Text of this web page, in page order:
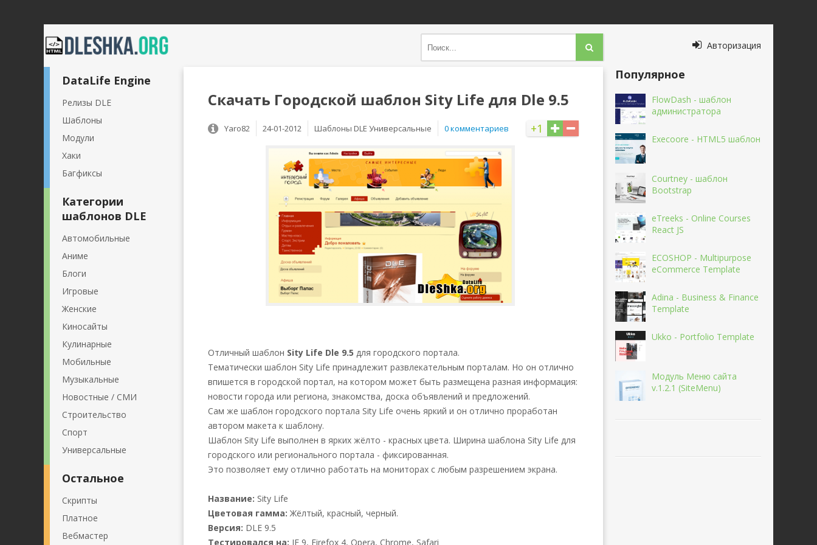
Авторизация
Скачать Городской шаблон Sity Life для Dle 9.5
+1
Yaro82 24-01-2012 Шаблоны DLE Универсальные 0 комментариев
Отличный шаблон Sity Life Dle 9.5 для городского портала.
Тематически шаблон Sity Life принадлежит развлекательным порталам. Но он отлично
впишется в городской портал, на котором может быть размещена разная информация:
новости города или региона, знакомства, доска объявлений и предложений.
Сам же шаблон городского портала Sity Life очень яркий и он отлично проработан
автором макета к шаблону.
Шаблон Sity Life выполнен в ярких жёлто - красных цвета. Ширина шаблона Sity Life для
городского или регионального портала - фиксированная.
Это позволяет ему отлично работать на мониторах с любым разрешением экрана.
Название: Sity Life
Цветовая гамма: Жёлтый, красный, черный.
Версия: DLE 9.5
Тестировался на: IE 9, Firefox 4, Opera, Chrome, Safari
DataLife Engine
Релизы DLE
Шаблоны
Модули
Хаки
Багфиксы
Категории
шаблонов DLE
Автомобильные
Аниме
Блоги
Игровые
Женские
Киносайты
Кулинарные
Мобильные
Музыкальные
Новостные / СМИ
Строительство
Спорт
Универсальные
Остальное
Скрипты
Платное
Вебмастер
Популярное
FlowDash - шаблон
администратора
Execoore - HTML5 шаблон
Courtney - шаблон
Bootstrap
eTreeks - Online Courses
React JS
ECOSHOP - Multipurpose
eCommerce Template
Adina - Business & Finance
Template
Ukko - Portfolio Template
Модуль Меню сайта
v.1.2.1 (SiteMenu)